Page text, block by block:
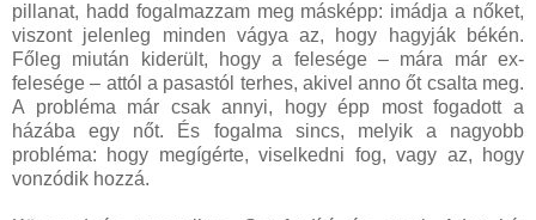
pillanat, hadd fogalmazzam meg másképp: imádja a nőket,
viszont jelenleg minden vágya az, hogy hagyják békén.
Főleg miután kiderült, hogy a felesége – mára már ex-
felesége – attól a pasastól terhes, akivel anno őt csalta meg.
A probléma már csak annyi, hogy épp most fogadott a
házába egy nőt. És fogalma sincs, melyik a nagyobb
probléma: hogy megígérte, viselkedni fog, vagy az, hogy
vonzódik hozzá.